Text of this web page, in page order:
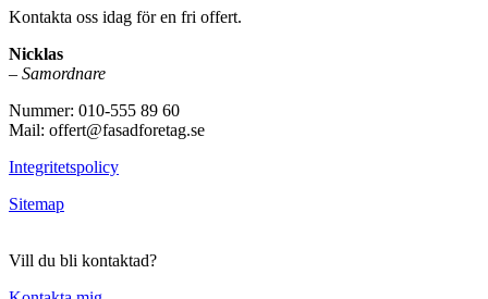
Kontakta oss idag för en fri offert.
Nicklas
– Samordnare
Nummer: 010-555 89 60
Mail: offert@fasadforetag.se
Integritetspolicy
Sitemap
Vill du bli kontaktad?